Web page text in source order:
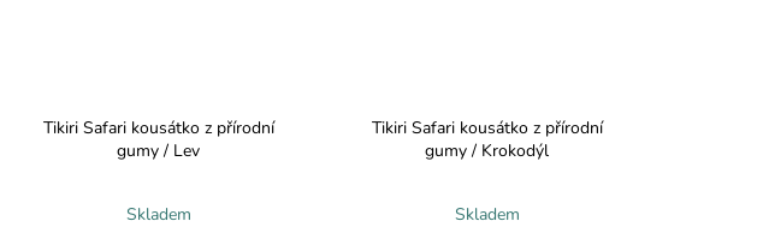
Tikiri Safari kousátko z přírodní
gumy / Lev
Skladem
Tikiri Safari kousátko z přírodní
gumy / Krokodýl
Skladem